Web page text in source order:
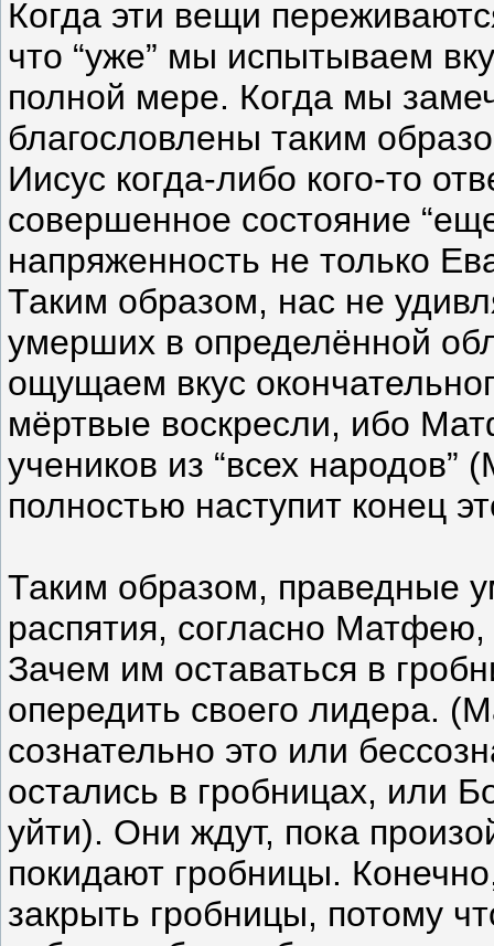
Когда эти вещи
что “уже” мы испытываем
полной мере. Когда мы
благословлены таким
Иисус когда-либо кого-то
совершенное состояние
напряженность не только
Таким образом, нас не
умерших в определённой
ощущаем вкус
мёртвые воскресли, ибо
учеников из “всех
полностью наступит конец
Таким образом, праведные
распятия, согласно
Зачем им оставаться в
опередить своего лидера.
сознательно это или
остались в гробницах, или
уйти). Они ждут, пока
покидают гробницы.
закрыть гробницы, потому